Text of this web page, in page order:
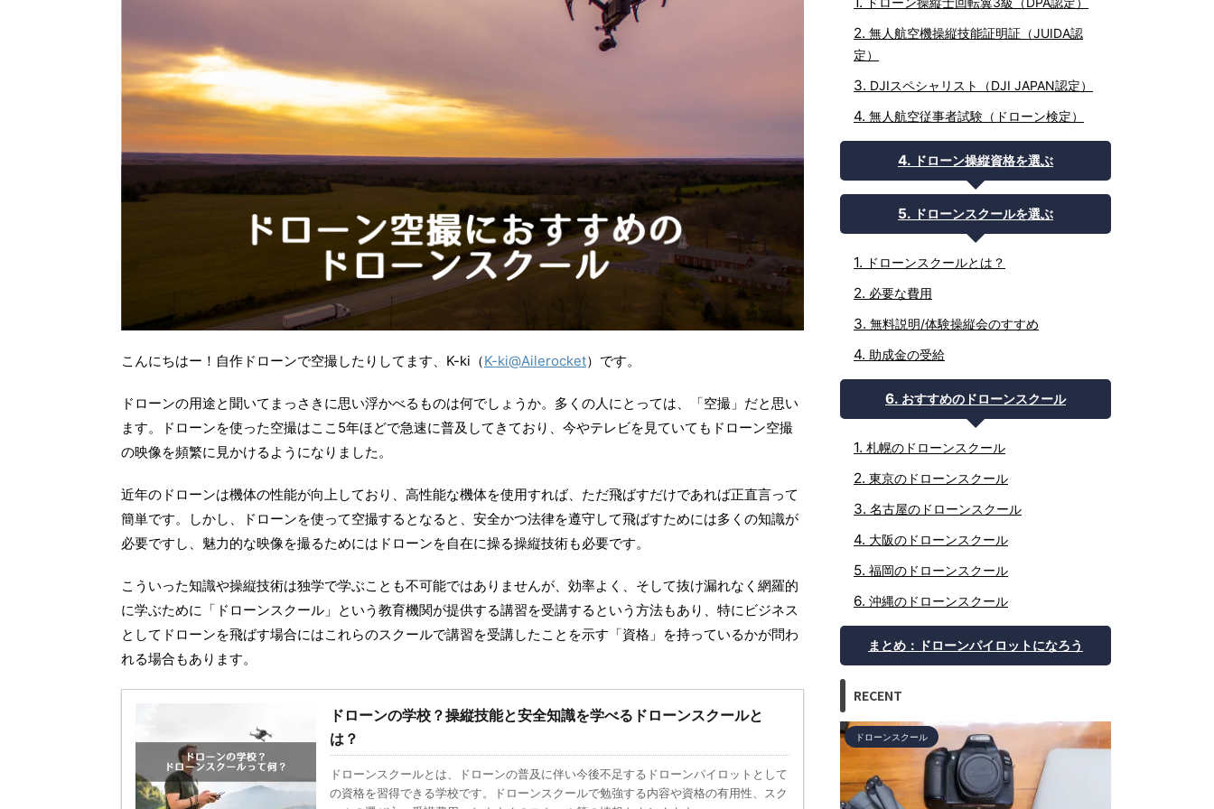
こんにちはー！自作ドローンで空撮したりしてます、K-ki（K-ki@Ailerocket）です。
ドローンの用途と聞いてまっさきに思い浮かべるものは何でしょうか。多くの人にとっては、「空撮」だと思い
ます。ドローンを使った空撮はここ5年ほどで急速に普及してきており、今やテレビを見ていてもドローン空撮
の映像を頻繁に見かけるようになりました。
近年のドローンは機体の性能が向上しており、高性能な機体を使用すれば、ただ飛ばすだけであれば正直言って
簡単です。しかし、ドローンを使って空撮するとなると、安全かつ法律を遵守して飛ばすためには多くの知識が
必要ですし、魅力的な映像を撮るためにはドローンを自在に操る操縦技術も必要です。
こういった知識や操縦技術は独学で学ぶことも不可能ではありませんが、効率よく、そして抜け漏れなく網羅的
に学ぶために「ドローンスクール」という教育機関が提供する講習を受講するという方法もあり、特にビジネス
としてドローンを飛ばす場合にはこれらのスクールで講習を受講したことを示す「資格」を持っているかが問わ
れる場合もあります。
ドローンの学校？操縦技能と安全知識を学べるドローンスクールと
は？
ドローンスクールとは、ドローンの普及に伴い今後不足するドローンパイロットとして
の資格を習得できる学校です。ドローンスクールで勉強する内容や資格の有用性、スク
無人航空機操縦技能証明証（JUIDA認
定）
DJIスペシャリスト（DJI JAPAN認定）
無人航空従事者試験（ドローン検定）
ドローン操縦資格を選ぶ
ドローンスクールを選ぶ
ドローンスクールとは？
必要な費用
無料説明/体験操縦会のすすめ
助成金の受給
おすすめのドローンスクール
札幌のドローンスクール
東京のドローンスクール
名古屋のドローンスクール
大阪のドローンスクール
福岡のドローンスクール
沖縄のドローンスクール
まとめ：ドローンパイロットになろう
RECENT
APM：ArduPilot Mega APM：ArduPilot Mega PX4